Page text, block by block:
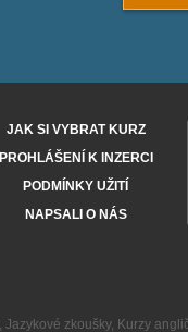
JAK SI VYBRAT KURZ
PROHLÁŠENÍ K INZERCI
PODMÍNKY UŽITÍ
NAPSALI O NÁS
, Jazykové zkoušky, Kurzy